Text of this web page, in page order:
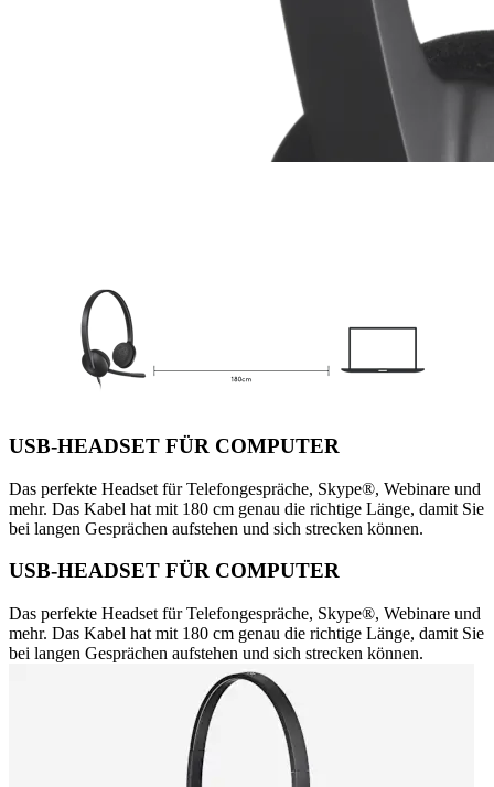
USB-HEADSET FÜR COMPUTER
Das perfekte Headset für Telefongespräche, Skype®, Webinare und
mehr. Das Kabel hat mit 180 cm genau die richtige Länge, damit Sie
bei langen Gesprächen aufstehen und sich strecken können.
USB-HEADSET FÜR COMPUTER
Das perfekte Headset für Telefongespräche, Skype®, Webinare und
mehr. Das Kabel hat mit 180 cm genau die richtige Länge, damit Sie
bei langen Gesprächen aufstehen und sich strecken können.